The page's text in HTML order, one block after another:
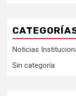
Noticias
Sin categoría